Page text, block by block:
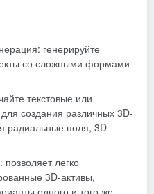
генерируйте
со сложными формами
текстовые или
создания различных 3D-
радиальные поля, 3D-
легко
3D-активы,